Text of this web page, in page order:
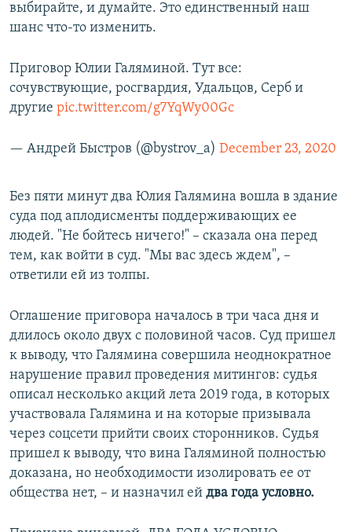
выбирайте, и думайте. Это единственный наш
шанс что-то изменить.
Приговор Юлии Галяминой. Тут все:
сочувствующие, росгвардия, Удальцов, Серб и
другие pic.twitter.com/g7YqWy00Gc
— Андрей Быстров (@bystrov_a) December 23, 2020
Без пяти минут два Юлия Галямина вошла в здание
суда под аплодисменты поддерживающих ее
людей. "Не бойтесь ничего!" – сказала она перед
тем, как войти в суд. "Мы вас здесь ждем", –
ответили ей из толпы.
Оглашение приговора началось в три часа дня и
длилось около двух с половиной часов. Суд пришел
к выводу, что Галямина совершила неоднократное
нарушение правил проведения митингов: судья
описал несколько акций лета 2019 года, в которых
участвовала Галямина и на которые призывала
через соцсети прийти своих сторонников. Судья
пришел к выводу, что вина Галяминой полностью
доказана, но необходимости изолировать ее от
общества нет, – и назначил ей два года условно.